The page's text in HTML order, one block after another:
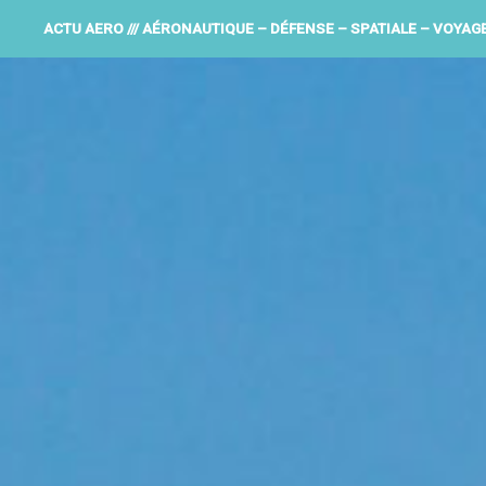
ACTU AERO /// AÉRONAUTIQUE – DÉFENSE – SPATIALE –